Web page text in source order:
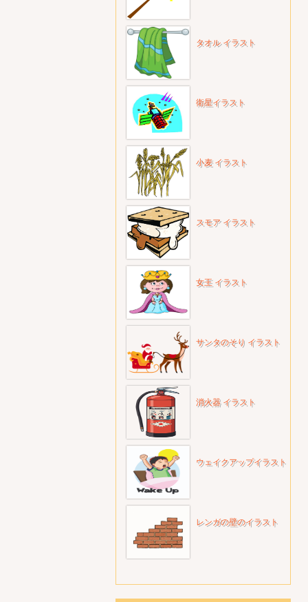
タオル イラスト
衛星イラスト
小麦 イラスト
スモア イラスト
女王 イラスト
サンタのそり イラスト
消火器 イラスト
ウェイクアップイラスト
レンガの壁のイラスト